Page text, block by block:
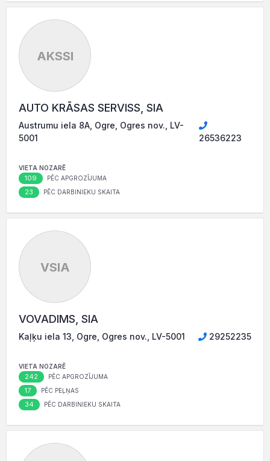
AKSSI
AUTO KRĀSAS SERVISS, SIA
Austrumu iela 8A, Ogre, Ogres nov., LV-
5001
26536223
VIETA NOZARĒ
109 PĒC APGROZĪJUMA
23 PĒC DARBINIEKU SKAITA
VSIA
VOVADIMS, SIA
Kaļķu iela 13, Ogre, Ogres nov., LV-5001 29252235
VIETA NOZARĒ
242 PĒC APGROZĪJUMA
17 PĒC PEĻŅAS
34 PĒC DARBINIEKU SKAITA